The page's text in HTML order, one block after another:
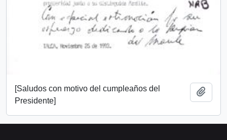
[Saludos con motivo del cumpleaños del
Presidente]